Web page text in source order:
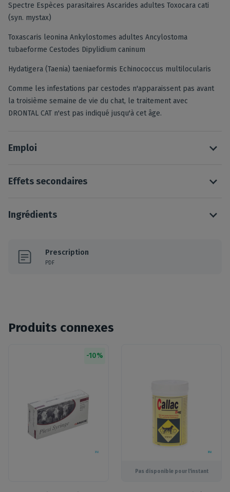
Spectre Espèces parasitaires Ascarides adultes Toxocara cati
(syn. mystax)
Toxascaris leonina Ankylostomes adultes Ancylostoma
tubaeforme Cestodes Dipylidium caninum
Hydatigera (Taenia) taeniaeformis Echinococcus multilocularis
Comme les infestations par cestodes n'apparaissent pas avant
la troisième semaine de vie du chat, le traitement avec
DRONTAL CAT n'est pas indiqué jusqu'à cet âge.
Emploi
Effets secondaires
Ingrédients
Prescription
PDF
Produits connexes
-10%
Pas disponible pour l'instant